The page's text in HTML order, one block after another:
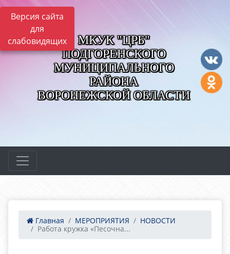
Версия сайта
для
слабовидящих
МКУК "ЦРБ"
ПОДГОРЕНСКОГО
МУНИЦИПАЛЬНОГО
РАЙОНА
ВОРОНЕЖСКОЙ ОБЛАСТИ
Главная МЕРОПРИЯТИЯ
НОВОСТИ
Работа кружка «Песочна...